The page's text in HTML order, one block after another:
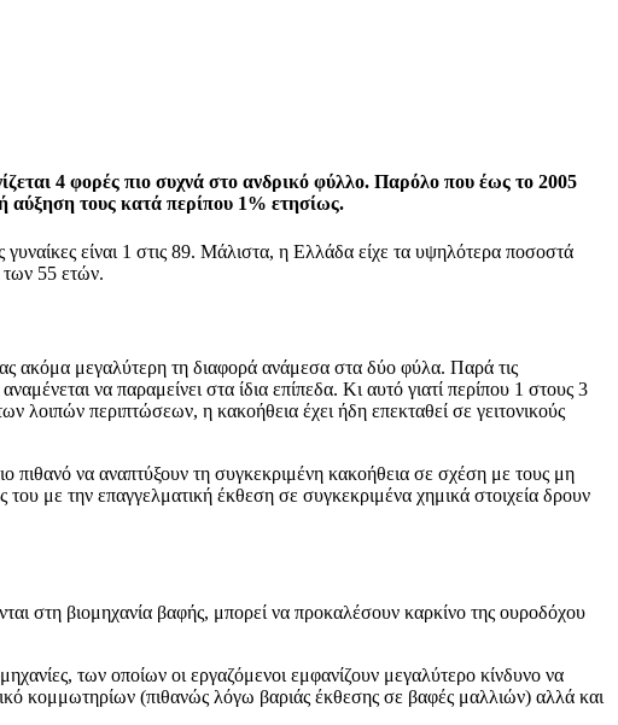
4 φορές πιο συχνά στο ανδρικό φύλλο. Παρόλο που έως το 2005
αύξηση τους κατά περίπου 1% ετησίως.
γυναίκες είναι 1 στις 89. Μάλιστα, η Ελλάδα είχε τα υψηλότερα ποσοστά
των 55 ετών.
ακόμα μεγαλύτερη τη διαφορά ανάμεσα στα δύο φύλα. Παρά τις
να παραμείνει στα ίδια επίπεδα. Κι αυτό γιατί περίπου 1 στους 3
λοιπών περιπτώσεων, η κακοήθεια έχει ήδη επεκταθεί σε γειτονικούς
πιθανό να αναπτύξουν τη συγκεκριμένη κακοήθεια σε σχέση με τους μη
με την επαγγελματική έκθεση σε συγκεκριμένα χημικά στοιχεία δρουν
στη βιομηχανία βαφής, μπορεί να προκαλέσουν καρκίνο της ουροδόχου
των οποίων οι εργαζόμενοι εμφανίζουν μεγαλύτερο κίνδυνο να
κομμωτηρίων (πιθανώς λόγω βαριάς έκθεσης σε βαφές μαλλιών) αλλά και